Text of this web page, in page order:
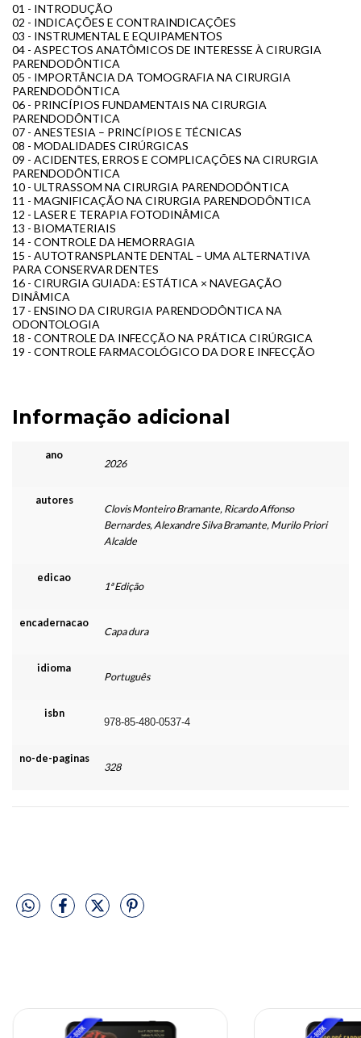
01 - INTRODUÇÃO
02 - INDICAÇÕES E CONTRAINDICAÇÕES
03 - INSTRUMENTAL E EQUIPAMENTOS
04 - ASPECTOS ANATÔMICOS DE INTERESSE À CIRURGIA
PARENDODÔNTICA
05 - IMPORTÂNCIA DA TOMOGRAFIA NA CIRURGIA
PARENDODÔNTICA
06 - PRINCÍPIOS FUNDAMENTAIS NA CIRURGIA
PARENDODÔNTICA
07 - ANESTESIA – PRINCÍPIOS E TÉCNICAS
08 - MODALIDADES CIRÚRGICAS
09 - ACIDENTES, ERROS E COMPLICAÇÕES NA CIRURGIA
PARENDODÔNTICA
10 - ULTRASSOM NA CIRURGIA PARENDODÔNTICA
11 - MAGNIFICAÇÃO NA CIRURGIA PARENDODÔNTICA
12 - LASER E TERAPIA FOTODINÂMICA
13 - BIOMATERIAIS
14 - CONTROLE DA HEMORRAGIA
15 - AUTOTRANSPLANTE DENTAL – UMA ALTERNATIVA
PARA CONSERVAR DENTES
16 - CIRURGIA GUIADA: ESTÁTICA × NAVEGAÇÃO
DINÂMICA
17 - ENSINO DA CIRURGIA PARENDODÔNTICA NA
ODONTOLOGIA
18 - CONTROLE DA INFECÇÃO NA PRÁTICA CIRÚRGICA
19 - CONTROLE FARMACOLÓGICO DA DOR E INFECÇÃO
Informação adicional
ano
2026
autores
Clovis Monteiro Bramante, Ricardo Affonso
Bernardes, Alexandre Silva Bramante, Murilo Priori
Alcalde
edicao
1ª Edição
encadernacao
Capa dura
idioma
Português
isbn
978-85-480-0537-4
no-de-paginas
328